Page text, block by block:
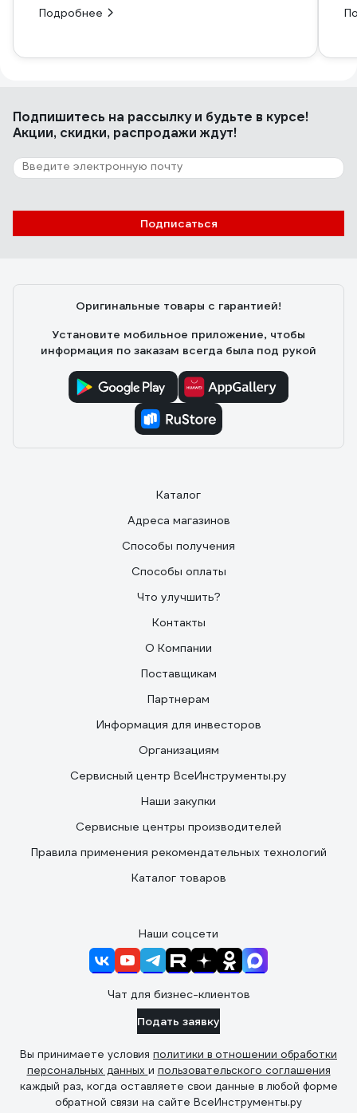
Подробнее
Подпишитесь на рассылкуи будьте в курсе!
Акции, скидки, распродажи ждут!
Подписаться
Оригинальные товары с гарантией!
Установите мобильное приложение, чтобы
информация по заказам всегда была под рукой
Каталог
Адреса магазинов
Способы получения
Способы оплаты
Что улучшить?
Контакты
О Компании
Поставщикам
Партнерам
Информация для инвесторов
Организациям
Сервисный центр ВсеИнструменты.ру
Наши закупки
Сервисные центры производителей
Правила применения рекомендательных технологий
Каталог товаров
Наши соцсети
Чат для бизнес-клиентов
Подать заявку
Вы принимаете условия политики в отношении обработки
персональных данных и пользовательского соглашения
каждый раз, когда оставляете свои данные в любой форме
обратной связи на сайте ВсеИнструменты.ру